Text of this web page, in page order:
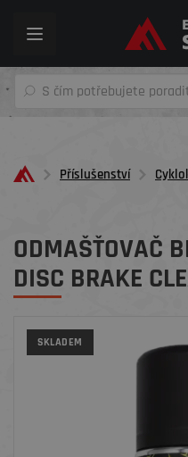
Toggle
Příslušenství
ODMAŠŤOVAČ
DISC BRAKE
SKLADEM